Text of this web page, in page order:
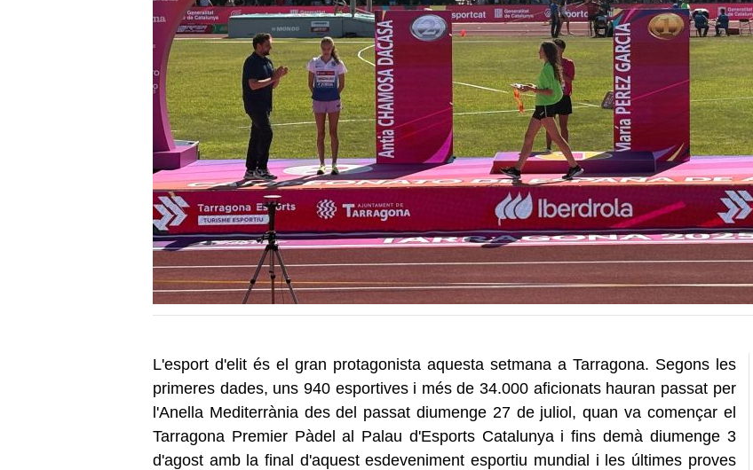
L'esport d'elit és el gran protagonista aquesta setmana a Tarragona. Segons les
primeres dades, uns 940 esportives i més de 34.000 aficionats hauran passat per
l'Anella Mediterrània des del passat diumenge 27 de juliol, quan va començar el
Tarragona Premier Pàdel al Palau d'Esports Catalunya i fins demà diumenge 3
d'agost amb la final d'aquest esdeveniment esportiu mundial i les últimes proves